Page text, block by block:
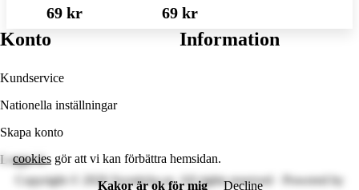
69 kr 69 kr
cookies gör att vi kan förbättra hemsidan.
Kakor är ok för mig
Decline
Konto
Kundservice
Nationella inställningar
Skapa konto
Logga in
Information
Copyright © 2026 Syosticka.se. All rights reserved · Powered by